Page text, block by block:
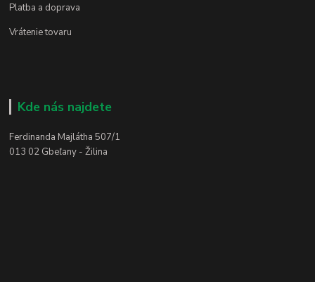
Platba a doprava
Vrátenie tovaru
Kde nás najdete
Ferdinanda Majlátha 507/1
013 02 Gbeľany - Žilina